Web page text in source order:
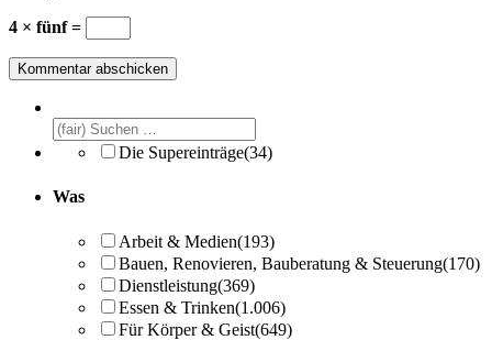
4 × fünf =
Die Supereinträge(34)
Was
Arbeit & Medien(193)
Bauen, Renovieren, Bauberatung & Steuerung(170)
Dienstleistung(369)
Essen & Trinken(1.006)
Für Körper & Geist(649)